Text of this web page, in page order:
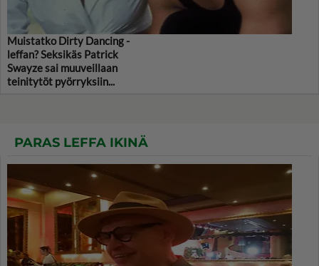
Muistatko Dirty Dancing -
leffan? Seksikäs Patrick
Swayze sai muuveillaan
teinitytöt pyörryksiin...
PARAS LEFFA IKINÄ